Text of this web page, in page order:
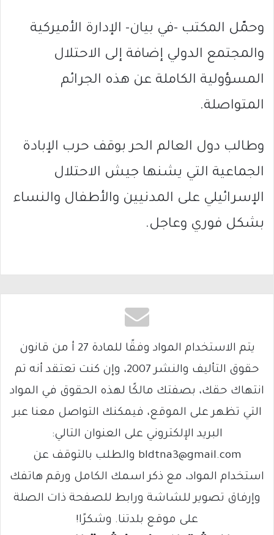
وحمّل المكتب -في بيان- الإدارة الأميركية
والمجتمع الدولي إضافة إلى الاحتلال
المسؤولية الكاملة عن هذه الجرائم
المتواصلة.
وطالب دول العالم الحر بوقف حرب الإبادة
الجماعية التي يشنها جيش الاحتلال
الإسرائيلي على المدنيين والأطفال والنساء
بشكل فوري وعاجل.
يتم الاستخدام المواد وفقًا للمادة 27 أ من قانون
حقوق التأليف والنشر 2007، وإن كنت تعتقد أنه تم
انتهاك حقك، بصفتك مالكًا لهذه الحقوق في المواد
التي تظهر على الموقع، فيمكنك التواصل معنا عبر
البريد الإلكتروني على العنوان التالي:
bldtna3@gmail.com والطلب بالتوقف عن
استخدام المواد، مع ذكر اسمك الكامل ورقم هاتفك
وإرفاق تصوير للشاشة ورابط للصفحة ذات الصلة
على موقع بلدتنا. وشكرًا!